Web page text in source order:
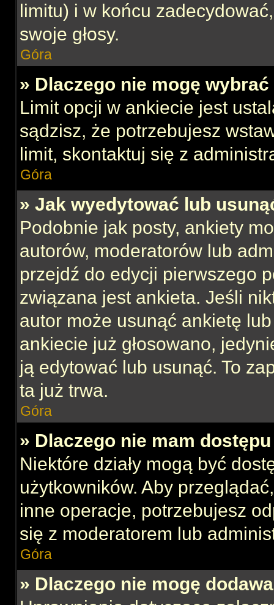
limitu) i w końcu
swoje głosy.
Góra
» Dlaczego nie mogę
Limit opcji w ankiecie jest
sądzisz, że potrzebujesz
limit, skontaktuj się z
Góra
» Jak wyedytować lub
Podobnie jak posty, ankiety
autorów, moderatorów lub
przejdź do edycji pierwszego
związana jest ankieta. Jeśli
autor może usunąć ankietę
ankiecie już głosowano,
ją edytować lub usunąć. To
ta już trwa.
Góra
» Dlaczego nie mam dostępu
Niektóre działy mogą być
użytkowników. Aby
inne operacje, potrzebujesz
się z moderatorem lub
Góra
» Dlaczego nie mogę